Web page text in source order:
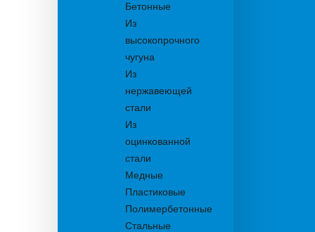
Бетонные
Из
высокопрочного
чугуна
Из
нержавеющей
стали
Из
оцинкованной
стали
Медные
Пластиковые
Полимербетонные
Стальные